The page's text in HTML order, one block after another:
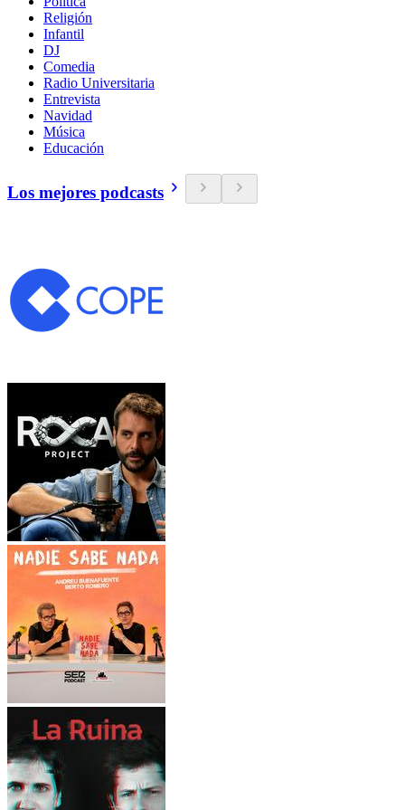
Religión
Infantil
DJ
Comedia
Radio Universitaria
Entrevista
Navidad
Música
Educación
Los mejores podcasts